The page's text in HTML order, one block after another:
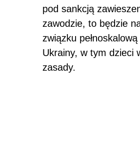
pod sankcją
zawodzie, to będzie
związku
Ukrainy, w tym dzieci
zasady.